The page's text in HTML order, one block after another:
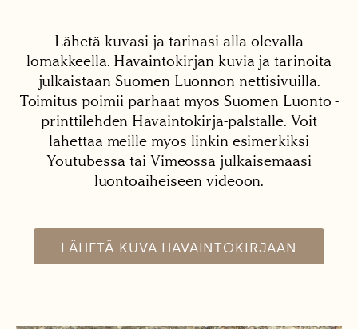
Lähetä kuvasi ja tarinasi alla olevalla
lomakkeella. Havaintokirjan kuvia ja tarinoita
julkaistaan Suomen Luonnon nettisivuilla.
Toimitus poimii parhaat myös Suomen Luonto -
printtilehden Havaintokirja-palstalle. Voit
lähettää meille myös linkin esimerkiksi
Youtubessa tai Vimeossa julkaisemaasi
luontoaiheiseen videoon.
LÄHETÄ KUVA HAVAINTOKIRJAAN